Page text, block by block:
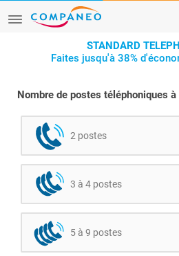
STANDARD
Faites jusqu'à 38%
Nombre de postes téléphoniques
2 postes
3 à 4 postes
5 à 9 postes